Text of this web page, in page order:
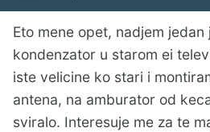
Eto mene opet, nadjem jedan
kondenzator u starom ei
iste velicine ko stari i
antena, na amburator od
sviralo. Interesuje me za te